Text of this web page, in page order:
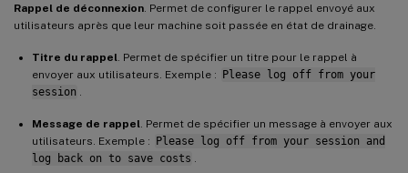
Rappel de déconnexion . Permet de configurer le rappel envoyé aux
utilisateurs après que leur machine soit passée en état de drainage.
Titre du rappel . Permet de spécifier un titre pour le rappel à
envoyer aux utilisateurs. Exemple : Please log off from your
session
Message de rappel . Permet de spécifier un message à envoyer aux
utilisateurs. Exemple : Please log off from your session and
log back on to save costs